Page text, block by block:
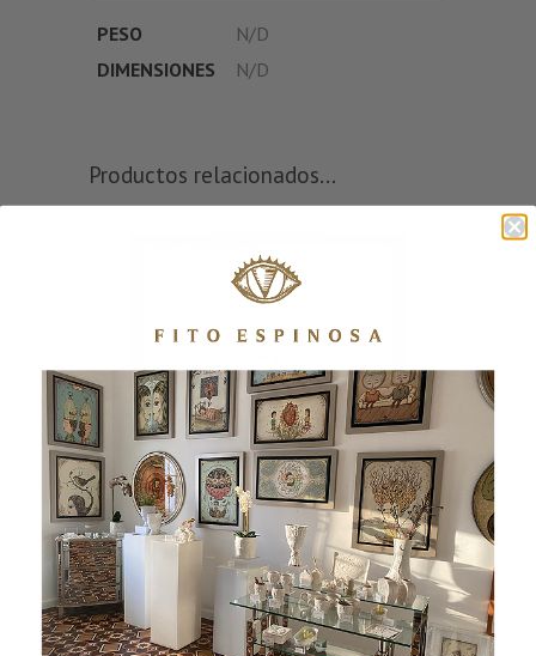
PESO
N/D
DIMENSIONES
N/D
Productos relacionados...
ASTRONAUTA